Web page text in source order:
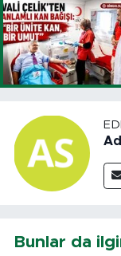
Bunlar da